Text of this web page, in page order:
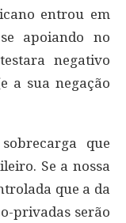
entrou em
apoiando no
negativo
a sua negação
que
Se a nossa
que a da
privadas serão